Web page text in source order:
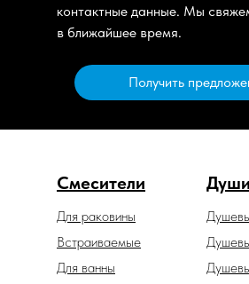
контактные данные. Мы
в ближайшее время.
Получить
Смесители Души
Встраиваемые
Для ванны
Для раковины